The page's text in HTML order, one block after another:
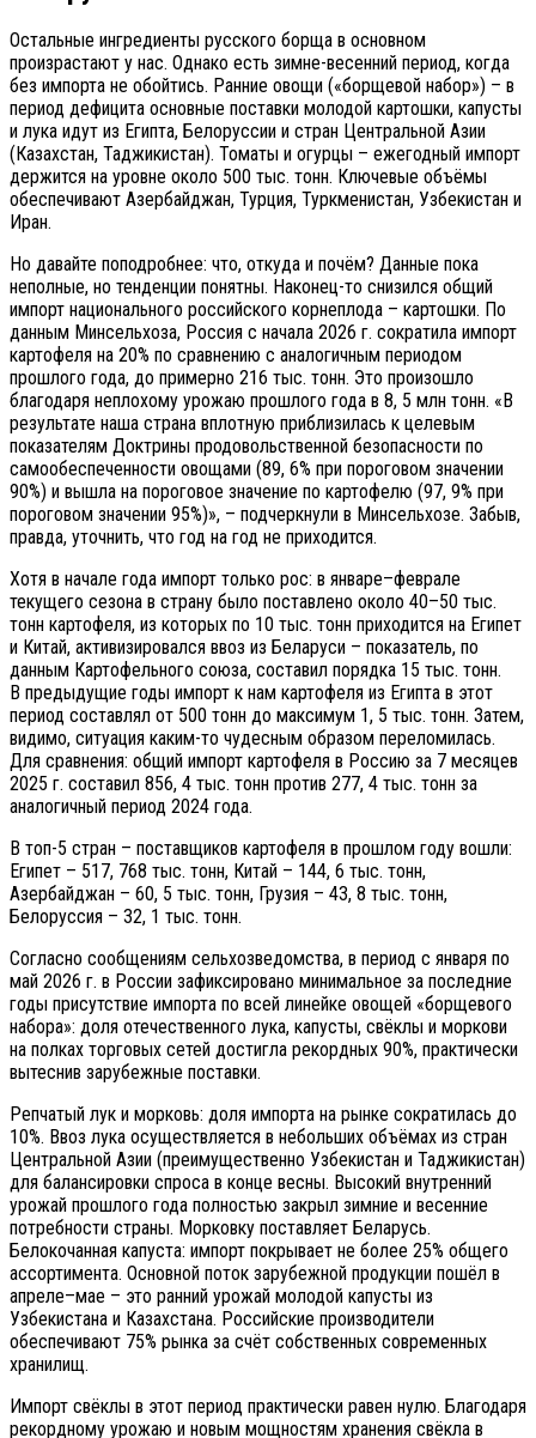
Остальные ингредиенты русского борща в основном
произрастают у нас. Однако есть зимне-весенний период, когда
без импорта не обойтись. Ранние овощи («борщевой набор») – в
период дефицита основные поставки молодой картошки, капусты
и лука идут из Египта, Белоруссии и стран Центральной Азии
(Казахстан, Таджикистан). Томаты и огурцы – ежегодный импорт
держится на уровне около 500 тыс. тонн. Ключевые объёмы
обеспечивают Азербайджан, Турция, Туркменистан, Узбекистан и
Иран.
Но давайте поподробнее: что, откуда и почём? Данные пока
неполные, но тенденции понятны. Наконец-то снизился общий
импорт национального российского корнеплода – картошки. По
данным Минсельхоза, Россия с начала 2026 г. сократила импорт
картофеля на 20% по сравнению с аналогичным периодом
прошлого года, до примерно 216 тыс. тонн. Это произошло
благодаря неплохому урожаю прошлого года в 8, 5 млн тонн. «В
результате наша страна вплотную приблизилась к целевым
показателям Доктрины продовольственной безопасности по
самообеспеченности овощами (89, 6% при пороговом значении
90%) и вышла на пороговое значение по картофелю (97, 9% при
пороговом значении 95%)», – подчеркнули в Минсельхозе. Забыв,
правда, уточнить, что год на год не приходится.
Хотя в начале года импорт только рос: в январе–феврале
текущего сезона в страну было поставлено около 40–50 тыс.
тонн картофеля, из которых по 10 тыс. тонн приходится на Египет
и Китай, активизировался ввоз из Беларуси – показатель, по
данным Картофельного союза, составил порядка 15 тыс. тонн.
В предыдущие годы импорт к нам картофеля из Египта в этот
период составлял от 500 тонн до максимум 1, 5 тыс. тонн. Затем,
видимо, ситуация каким-то чудесным образом переломилась.
Для сравнения: общий импорт картофеля в Россию за 7 месяцев
2025 г. составил 856, 4 тыс. тонн против 277, 4 тыс. тонн за
аналогичный период 2024 года.
В топ-5 стран – поставщиков картофеля в прошлом году вошли:
Египет – 517, 768 тыс. тонн, Китай – 144, 6 тыс. тонн,
Азербайджан – 60, 5 тыс. тонн, Грузия – 43, 8 тыс. тонн,
Белоруссия – 32, 1 тыс. тонн.
Согласно сообщениям сельхозведомства, в период с января по
май 2026 г. в России зафиксировано минимальное за последние
годы присутствие импорта по всей линейке овощей «борщевого
набора»: доля отечественного лука, капусты, свёклы и моркови
на полках торговых сетей достигла рекордных 90%, практически
вытеснив зарубежные поставки.
Репчатый лук и морковь: доля импорта на рынке сократилась до
10%. Ввоз лука осуществляется в небольших объёмах из стран
Центральной Азии (преимущественно Узбекистан и Таджикистан)
для балансировки спроса в конце весны. Высокий внутренний
урожай прошлого года полностью закрыл зимние и весенние
потребности страны. Морковку поставляет Беларусь.
Белокочанная капуста: импорт покрывает не более 25% общего
ассортимента. Основной поток зарубежной продукции пошёл в
апреле–мае – это ранний урожай молодой капусты из
Узбекистана и Казахстана. Российские производители
обеспечивают 75% рынка за счёт собственных современных
хранилищ.
Импорт свёклы в этот период практически равен нулю. Благодаря
рекордному урожаю и новым мощностям хранения свёкла в